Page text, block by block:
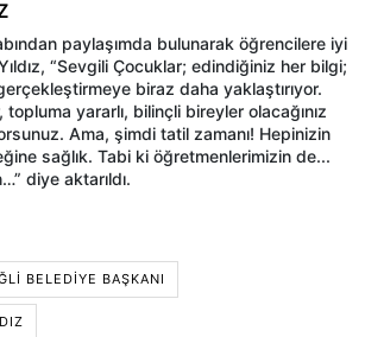
paylaşımda bulunarak öğrencilere iyi
“Sevgili Çocuklar; edindiğiniz her bilgi;
biraz daha yaklaştırıyor.
yararlı, bilinçli bireyler olacağınız
Ama, şimdi tatil zamanı! Hepinizin
sağlık. Tabi ki öğretmenlerimizin de...
diye aktarıldı.
BELEDIYE BAŞKANI